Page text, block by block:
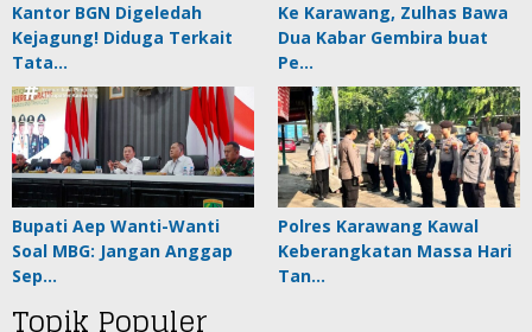
Kantor BGN Digeledah
Kejagung! Diduga Terkait
Tata…
Ke Karawang, Zulhas Bawa
Dua Kabar Gembira buat
Pe…
Bupati Aep Wanti-Wanti
Soal MBG: Jangan Anggap
Sep…
Polres Karawang Kawal
Keberangkatan Massa Hari
Tan…